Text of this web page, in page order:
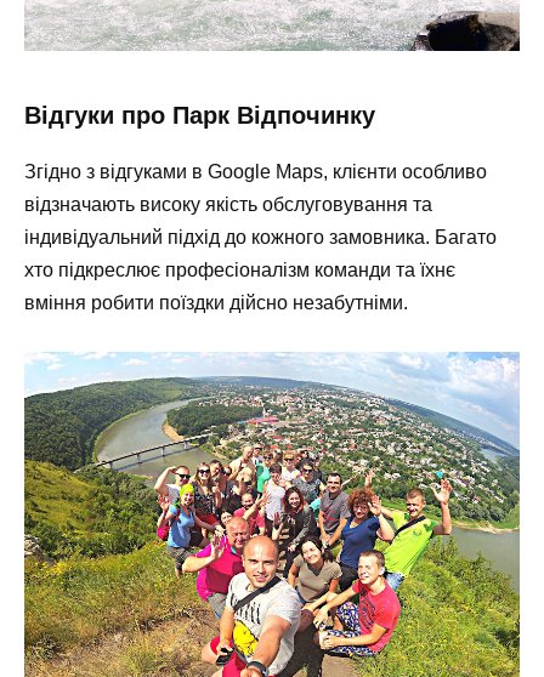
Відгуки про Парк Відпочинку
Згідно з відгуками в Google Maps, клієнти особливо
відзначають високу якість обслуговування та
індивідуальний підхід до кожного замовника. Багато
хто підкреслює професіоналізм команди та їхнє
вміння робити поїздки дійсно незабутніми.